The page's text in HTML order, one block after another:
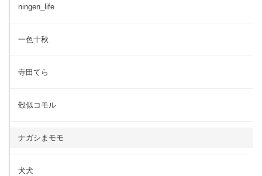
ningen_life
一色十秋
寺田てら
殻似コモル
ナガシまモモ
犬犬